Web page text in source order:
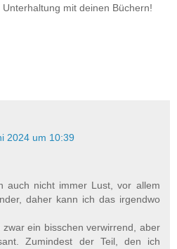
mit deinen Büchern!
2024 um 10:39
auch nicht immer Lust, vor allem
daher kann ich das irgendwo
zwar ein bisschen verwirrend, aber
Zumindest der Teil, den ich